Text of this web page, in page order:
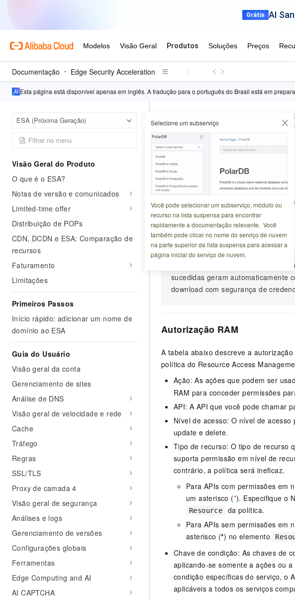
Documentação Edge Security Acceleration
Esta página está disponível apenas em inglês. A tradução para o português do Brasil está em
ESA (Próxima Geração) Selecione um subserviço
Você pode selecionar um subserviço, módulo ou
recurso na lista suspensa para encontrar
rapidamente a documentação relevante. Você
também pode clicar no nome do serviço de nuvem
na parte superior da lista suspensa para acessar a
página inicial do serviço de nuvem.
Visão Geral do Produto
O que é o ESA?
Notas de versão e comunicados
Limited-time offer
Distribuição de POPs
CDN, DCDN e ESA: Comparação de
recursos
Faturamento
Limitações
Primeiros Passos
Início rápido: adicionar um nome de
domínio ao ESA
Guia do Usuário
Visão geral da conta
Gerenciamento de sites
Análise de DNS
Visão geral de velocidade e rede
Cache
Tráfego
Regras
SSL/TLS
Proxy de camada 4
Visão geral de segurança
Análises e logs
Gerenciamento de versões
Configurações globais
Ferramentas
Edge Computing and AI
AI CAPTCHA
Catálogo de APIs
Configuração do site
UpdateRedirectRule
Atualizado em:
Modifica a configuração de
Experimente agora
Experimente esta API no OpenAPI
sucedidas geram automaticamente
download com segurança de
Autorização RAM
A tabela abaixo descreve a
política do Resource Access
Ação: As ações que podem ser
RAM para conceder permissões
API: A API que você pode chamar
Nível de acesso: O nível de
update e delete.
Tipo de recurso: O tipo de recurso
suporta permissão em nível de
contrário, a política será ineficaz.
Para APIs com permissões em
um asterisco (*). Especifique o
Resource
da política.
Para APIs sem permissões em
asterisco (*) no elemento
Chave de condição: As chaves de
aplicando-se somente a ações ou
condição específicas do serviço, o
aplicáveis a todos os serviços